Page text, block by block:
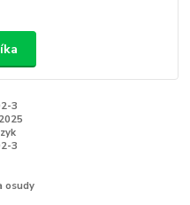
3
3
osudy